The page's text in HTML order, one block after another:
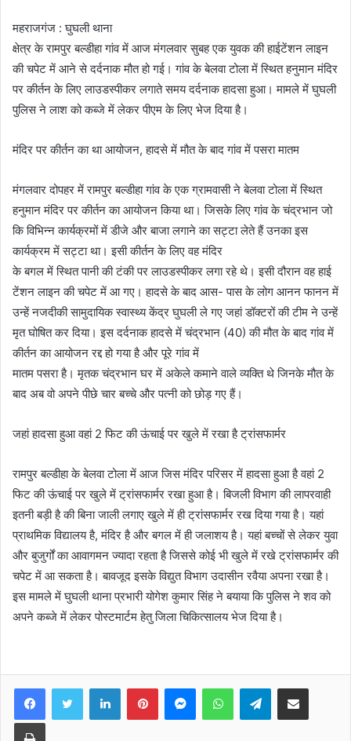
महराजगंज : घुघली थाना
क्षेत्र के रामपुर बल्डीहा गांव में आज मंगलवार सुबह एक युवक की हाईटेंशन लाइन
की चपेट में आने से दर्दनाक मौत हो गई। गांव के बेलवा टोला में स्थित हनुमान मंदिर
पर कीर्तन के लिए लाउडस्पीकर लगाते समय दर्दनाक हादसा हुआ। मामले में घुघली
पुलिस ने लाश को कब्जे में लेकर पीएम के लिए भेज दिया है।
मंदिर पर कीर्तन का था आयोजन, हादसे में मौत के बाद गांव में पसरा मातम
मंगलवार दोपहर में रामपुर बल्डीहा गांव के एक ग्रामवासी ने बेलवा टोला में स्थित
हनुमान मंदिर पर कीर्तन का आयोजन किया था। जिसके लिए गांव के चंद्रभान जो
कि विभिन्न कार्यक्रमों में डीजे और बाजा लगाने का सट्टा लेते हैं उनका इस
कार्यक्रम में सट्टा था। इसी कीर्तन के लिए वह मंदिर
के बगल में स्थित पानी की टंकी पर लाउडस्पीकर लगा रहे थे। इसी दौरान वह हाई
टेंशन लाइन की चपेट में आ गए। हादसे के बाद आस- पास के लोग आनन फानन में
उन्हें नजदीकी सामुदायिक स्वास्थ्य केंद्र घुघली ले गए जहां डॉक्टरों की टीम ने उन्हें
मृत घोषित कर दिया। इस दर्दनाक हादसे में चंद्रभान (40) की मौत के बाद गांव में
कीर्तन का आयोजन रद्द हो गया है और पूरे गांव में
मातम पसरा है। मृतक चंद्रभान घर में अकेले कमाने वाले व्यक्ति थे जिनके मौत के
बाद अब वो अपने पीछे चार बच्चे और पत्नी को छोड़ गए हैं।
जहां हादसा हुआ वहां 2 फिट की ऊंचाई पर खुले में रखा है ट्रांसफार्मर
रामपुर बल्डीहा के बेलवा टोला में आज जिस मंदिर परिसर में हादसा हुआ है वहां 2
फिट की ऊंचाई पर खुले में ट्रांसफार्मर रखा हुआ है। बिजली विभाग की लापरवाही
इतनी बड़ी है की बिना जाली लगाए खुले में ही ट्रांसफार्मर रख दिया गया है। यहां
प्राथमिक विद्यालय है, मंदिर है और बगल में ही जलाशय है। यहां बच्चों से लेकर युवा
और बुजुर्गों का आवागमन ज्यादा रहता है जिससे कोई भी खुले में रखे ट्रांसफार्मर की
चपेट में आ सकता है। बावजूद इसके विद्युत विभाग उदासीन रवैया अपना रखा है।
इस मामले में घुघली थाना प्रभारी योगेश कुमार सिंह ने बयाया कि पुलिस ने शव को
अपने कब्जे में लेकर पोस्टमार्टम हेतु जिला चिकित्सालय भेज दिया है।
FacebookTwitter LinkedInPinterestMessengerWhatsAppTelegramShare via Email
Print